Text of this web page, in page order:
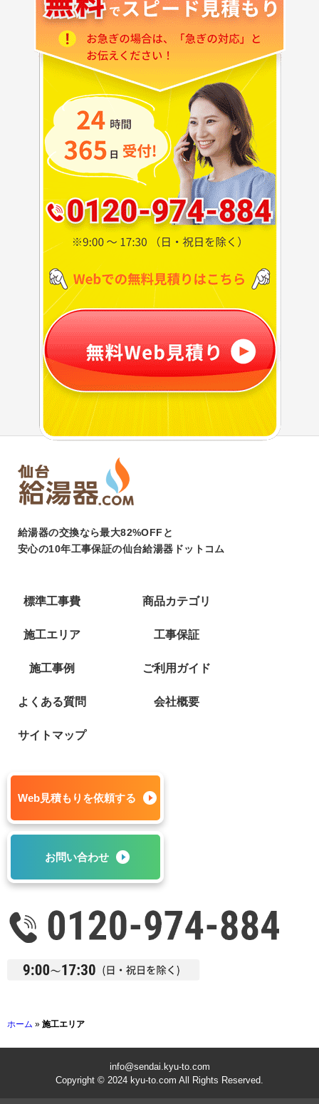
給湯器の交換なら最大82%OFFと
安心の10年工事保証の仙台給湯器ドットコム
標準工事費 商品カテゴリ
施工エリア 工事保証
施工事例 ご利用ガイド
よくある質問 会社概要
サイトマップ
Web見積もりを依頼する
お問い合わせ
ホーム » 施工エリア
info@sendai.kyu-to.com
Copyright © 2024 kyu-to.com All Rights Reserved.